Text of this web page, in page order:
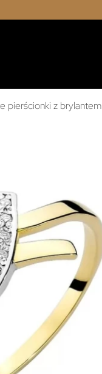
pierścionki z brylantem